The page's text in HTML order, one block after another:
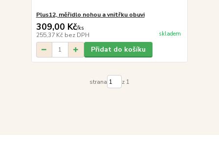
Plus12, měřidlo nohou a vnitřku obuvi
309,00 Kč/ks
255,37 Kč bez DPH skladem
Přidat do košíku
strana z 1